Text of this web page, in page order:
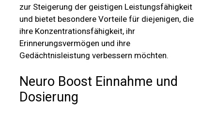
zur Steigerung der geistigen Leistungsfähigkeit
und bietet besondere Vorteile für diejenigen, die
ihre Konzentrationsfähigkeit, ihr
Erinnerungsvermögen und ihre
Gedächtnisleistung verbessern möchten.
Neuro Boost Einnahme und
Dosierung